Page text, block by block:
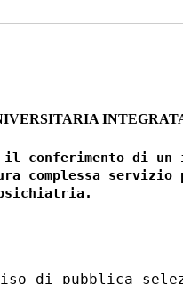
il conferimento di un
complessa servizio
di pubblica